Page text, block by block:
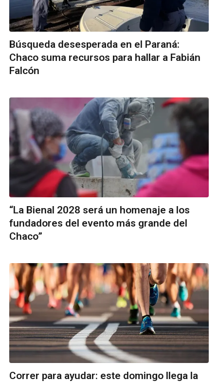
Búsqueda desesperada en el Paraná:
Chaco suma recursos para hallar a Fabián
Falcón
“La Bienal 2028 será un homenaje a los
fundadores del evento más grande del
Chaco”
Correr para ayudar: este domingo llega la